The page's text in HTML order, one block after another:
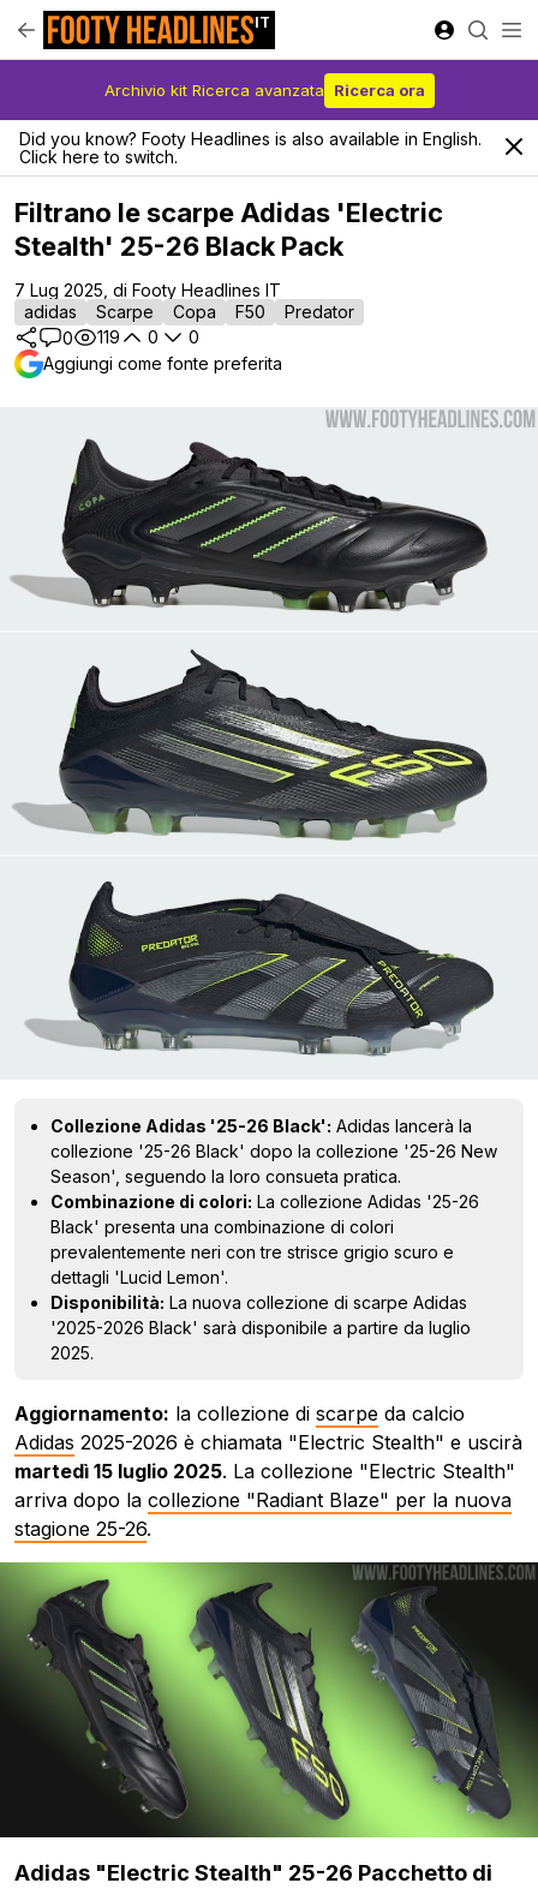
IT
Archivio kit Ricerca avanzata Ricerca ora
Did you know? Footy Headlines is also available in English.
Click here to switch.
Filtrano le scarpe Adidas 'Electric
Stealth' 25-26 Black Pack
7 Lug 2025, di Footy Headlines IT
adidas
Scarpe Copa F50
Predator
0
119 0
0
Aggiungi come fonte preferita
Collezione Adidas '25-26 Black': Adidas lancerà la
collezione '25-26 Black' dopo la collezione '25-26 New
Season', seguendo la loro consueta pratica.
Combinazione di colori: La collezione Adidas '25-26
Black' presenta una combinazione di colori
prevalentemente neri con tre strisce grigio scuro e
dettagli 'Lucid Lemon'.
Disponibilità: La nuova collezione di scarpe Adidas
'2025-2026 Black' sarà disponibile a partire da luglio
2025.
Aggiornamento: la collezione di scarpe da calcio
Adidas 2025-2026 è chiamata "Electric Stealth" e uscirà
martedì 15 luglio 2025. La collezione "Electric Stealth"
arriva dopo la collezione "Radiant Blaze" per la nuova
stagione 25-26.
Adidas "Electric Stealth" 25-26 Pacchetto di